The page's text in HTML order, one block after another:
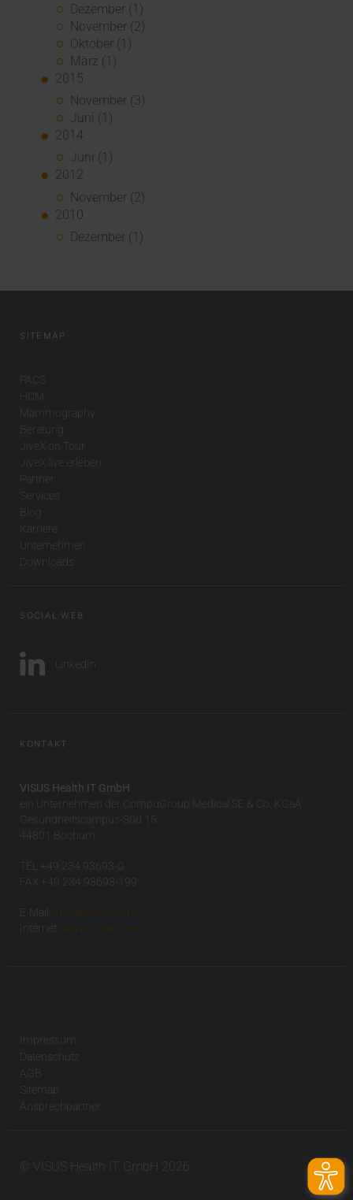
Dezember (1)
November (2)
Oktober (1)
März (1)
2015
November (3)
Juni (1)
2014
Juni (1)
2012
November (2)
2010
Dezember (1)
SITEMAP
PACS
HCM
Mammography
Beratung
JiveX on Tour
JiveX live erleben
Partner
Services
Blog
Karriere
Unternehmen
Downloads
SOCIAL WEB
LinkedIn
KONTAKT
VISUS Health IT GmbH
ein Unternehmen der CompuGroup Medical SE & Co. KGaA
Gesundheitscampus-Süd 15
44801 Bochum
TEL +49 234 93693-0
FAX +49 234 93693-199
E-Mail:
info(at)visus.com
Internet:
www.visus.com
Impressum
Datenschutz
AGB
Sitemap
Ansprechpartner
© VISUS Health IT GmbH 2026